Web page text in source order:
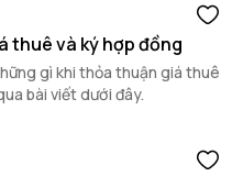
thuê và ký hợp đồng
gì khi thỏa thuận giá thuê
bài viết dưới đây.